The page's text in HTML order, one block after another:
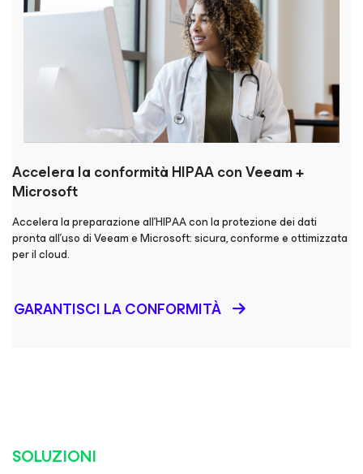
Accelera la conformità HIPAA con Veeam +
Microsoft
Accelera la preparazione all'HIPAA con la protezione dei dati
pronta all'uso di Veeam e Microsoft: sicura, conforme e ottimizzata
per il cloud.
GARANTISCI LA CONFORMITÀ
SOLUZIONI